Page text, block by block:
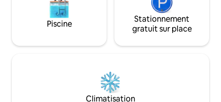
musées et boutiques du centre-ville
sont à moins de 3 km. Il y a une station
de Divvy Bikes et un Starbucks de l'autre
transports en commun (« L », bus ou
centre-ville, des musées et des
destinations commerçantes. À moins de
10 min en voiture de Lincoln Park, de la
Piscine
Stationnement
gratuit sur place
Climatisation